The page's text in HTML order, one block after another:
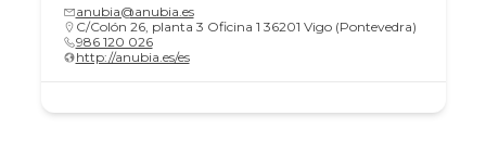
anubia@anubia.es
C/Colón 26, planta 3 Oficina 1 36201 Vigo (Pontevedra)
986 120 026
http://anubia.es/es